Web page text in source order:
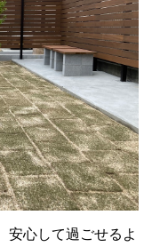
安心して過ごせるよ